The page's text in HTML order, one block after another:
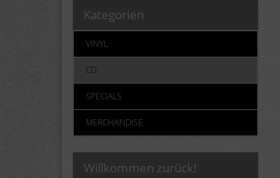
Kategorien
VINYL
CD
SPECIALS
MERCHANDISE
Willkommen zurück!